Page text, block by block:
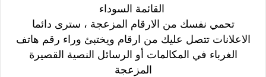
القائمة السوداء
تحمي نفسك من الارقام المزعجة ، سترى دائما
الاعلانات تتصل عليك من ارقام ويختبئ وراء رقم هاتف
الغرباء في المكالمات أو الرسائل النصية القصيرة
المزعجة